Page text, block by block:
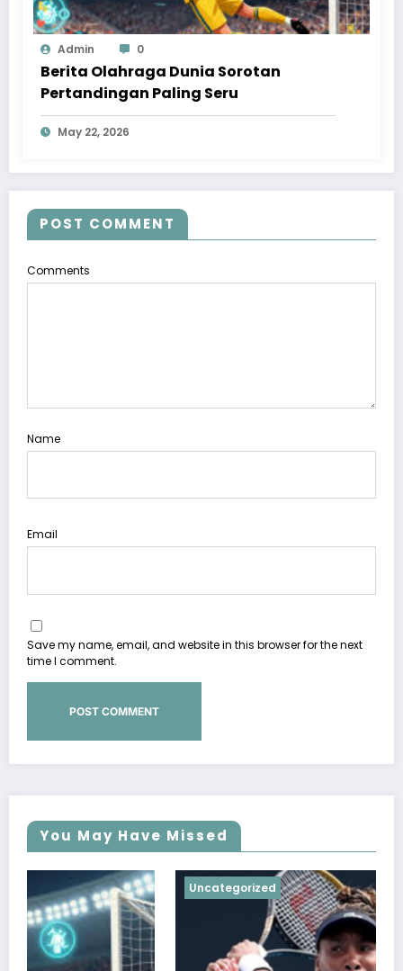
Admin 0
Berita Olahraga Dunia Sorotan
Pertandingan Paling Seru
May 22, 2026
POST COMMENT
Comments
Name
Email
Save my name, email, and website in this browser for the next
time I comment.
You May Have Missed
Uncategorized